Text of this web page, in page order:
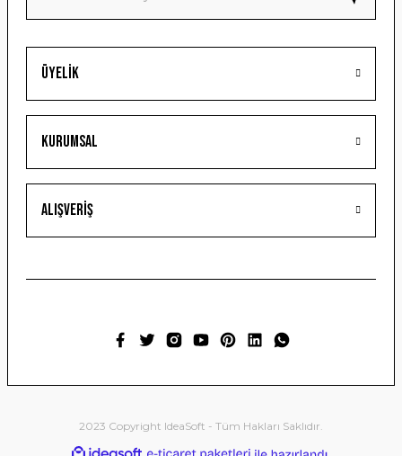
Gönder
Üyelik
Kurumsal
Alışveriş
2023 Copyright IdeaSoft - Tüm Hakları Saklıdır.
ideasoft